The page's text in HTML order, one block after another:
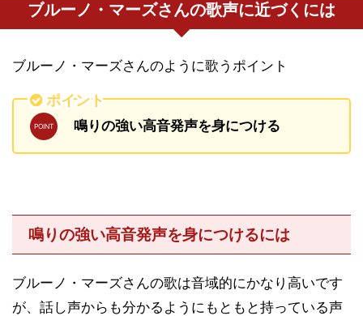
ブルーノ・マーズさんの歌声に近づくには
ブルーノ・マーズさんのように歌うポイント
ポイント
鳴りの強い高音発声を身につける
鳴りの強い高音発声を身につけるには
ブルーノ・マーズさんの歌は音域的にかなり高いです
が、話し声からも分かるようにもともと持っている声